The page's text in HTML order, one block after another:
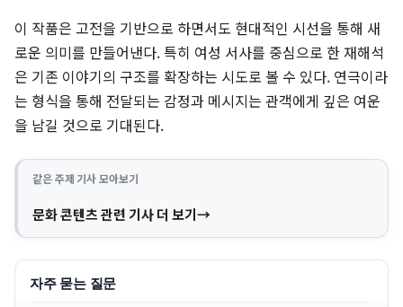
이 작품은 고전을 기반으로 하면서도 현대적인 시선을 통해 새
로운 의미를 만들어낸다. 특히 여성 서사를 중심으로 한 재해석
은 기존 이야기의 구조를 확장하는 시도로 볼 수 있다. 연극이라
는 형식을 통해 전달되는 감정과 메시지는 관객에게 깊은 여운
을 남길 것으로 기대된다.
같은 주제 기사 모아보기
문화 콘텐츠 관련 기사 더 보기
자주 묻는 질문